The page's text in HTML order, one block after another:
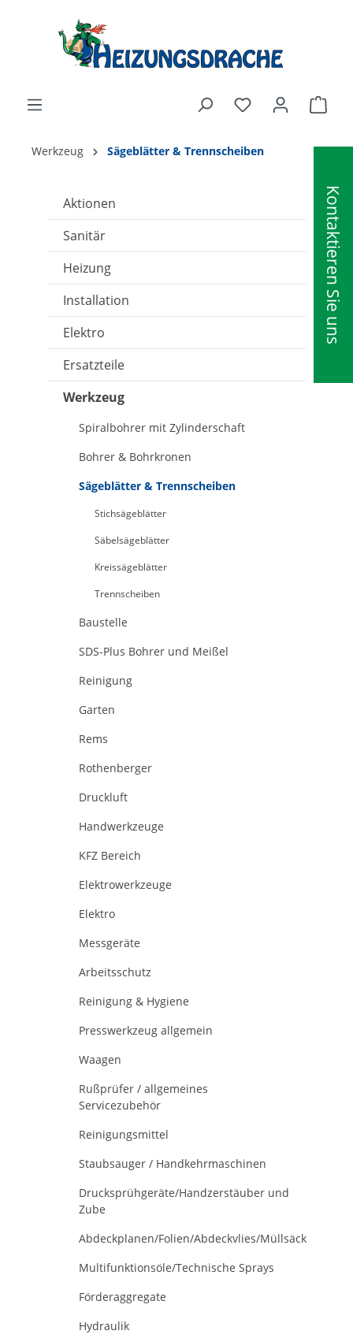
Kontaktieren Sie uns
Werkzeug Sägeblätter & Trennscheiben
Aktionen
Sanitär
Heizung
Installation
Elektro
Ersatzteile
Werkzeug
Spiralbohrer mit Zylinderschaft
Bohrer & Bohrkronen
Sägeblätter & Trennscheiben
Stichsägeblätter
Säbelsägeblätter
Kreissägeblätter
Trennscheiben
Baustelle
SDS-Plus Bohrer und Meißel
Reinigung
Garten
Rems
Rothenberger
Druckluft
Handwerkzeuge
KFZ Bereich
Elektrowerkzeuge
Elektro
Messgeräte
Arbeitsschutz
Reinigung & Hygiene
Presswerkzeug allgemein
Waagen
Rußprüfer / allgemeines
Servicezubehör
Reinigungsmittel
Staubsauger / Handkehrmaschinen
Drucksprühgeräte/Handzerstäuber und
Zube
Abdeckplanen/Folien/Abdeckvlies/Müllsäck
Multifunktionsöle/Technische Sprays
Förderaggregate
Hydraulik